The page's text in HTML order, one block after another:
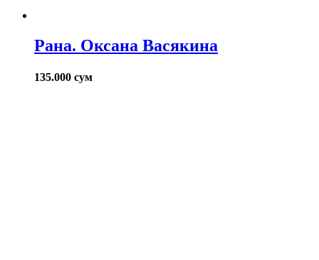
Рана. Оксана Васякина
135.000 сум